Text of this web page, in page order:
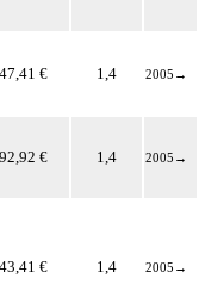
€ 1,4 2005 →
€ 1,4 2005 →
€ 1,4 2005 →